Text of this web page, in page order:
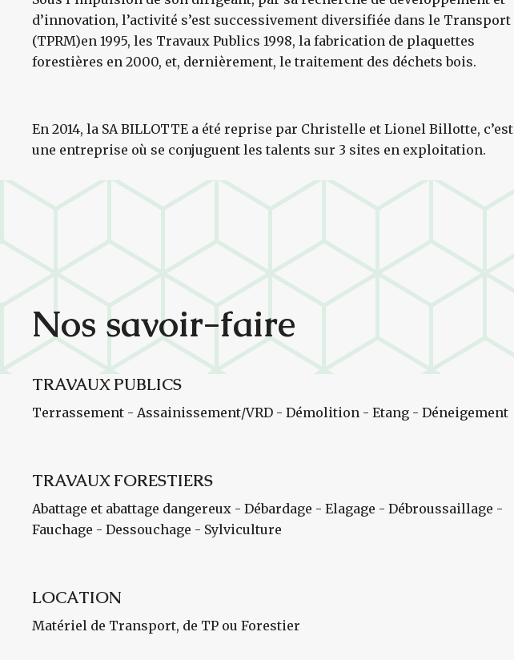
d’innovation, l’activité s’est successivement diversifiée dans le Transport
(TPRM)en 1995, les Travaux Publics 1998, la fabrication de plaquettes
forestières en 2000, et, dernièrement, le traitement des déchets bois.
En 2014, la SA BILLOTTE a été reprise par Christelle et Lionel Billotte, c’est
une entreprise où se conjuguent les talents sur 3 sites en exploitation.
Nos savoir-faire
TRAVAUX PUBLICS
Terrassement - Assainissement/VRD - Démolition - Etang - Déneigement
TRAVAUX FORESTIERS
Abattage et abattage dangereux - Débardage - Elagage - Débroussaillage -
Fauchage - Dessouchage - Sylviculture
LOCATION
Matériel de Transport, de TP ou Forestier